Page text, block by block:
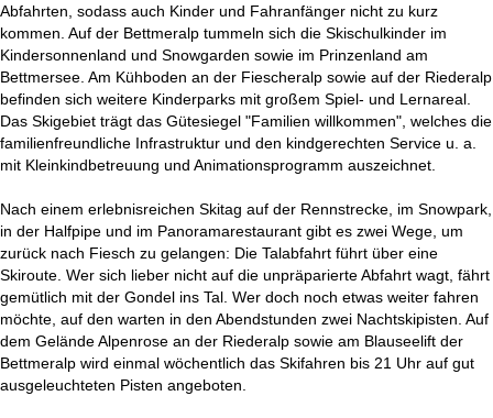
Abfahrten, sodass auch Kinder und Fahranfänger nicht zu kurz
kommen. Auf der Bettmeralp tummeln sich die Skischulkinder im
Kindersonnenland und Snowgarden sowie im Prinzenland am
Bettmersee. Am Kühboden an der Fiescheralp sowie auf der Riederalp
befinden sich weitere Kinderparks mit großem Spiel- und Lernareal.
Das Skigebiet trägt das Gütesiegel "Familien willkommen", welches die
familienfreundliche Infrastruktur und den kindgerechten Service u. a.
mit Kleinkindbetreuung und Animationsprogramm auszeichnet.
Nach einem erlebnisreichen Skitag auf der Rennstrecke, im Snowpark,
in der Halfpipe und im Panoramarestaurant gibt es zwei Wege, um
zurück nach Fiesch zu gelangen: Die Talabfahrt führt über eine
Skiroute. Wer sich lieber nicht auf die unpräparierte Abfahrt wagt, fährt
gemütlich mit der Gondel ins Tal. Wer doch noch etwas weiter fahren
möchte, auf den warten in den Abendstunden zwei Nachtskipisten. Auf
dem Gelände Alpenrose an der Riederalp sowie am Blauseelift der
Bettmeralp wird einmal wöchentlich das Skifahren bis 21 Uhr auf gut
ausgeleuchteten Pisten angeboten.